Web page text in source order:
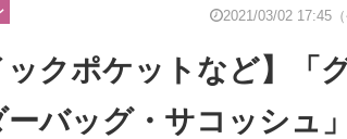
2021/03/02 17:45（
ックポケットなど】「
ーバッグ・サコッシュ